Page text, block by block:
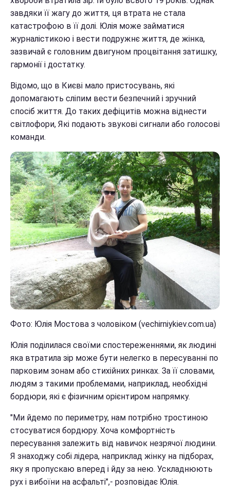
завдяки її жагу до життя, ця втрата не стала
катастрофою в її долі. Юлія може займатися
журналістикою і вести подружнє життя, де жінка,
зазвичай є головним двигуном процвітання затишку,
гармонії і достатку.
Відомо, що в Києві мало пристосувань, які
допомагають сліпим вести безпечний і зручний
спосіб життя. До таких дефіцитів можна віднести
світлофори, Які подають звукові сигнали або голосові
команди.
Фото: Юлія Мостова з чоловіком (vechirniykiev.com.ua)
Юлія поділилася своїми спостереженнями, як людині
яка втратила зір може бути нелегко в пересуванні по
парковим зонам або стихійних ринках. За її словами,
людям з такими проблемами, наприклад, необхідні
бордюри, які є фізичним орієнтиром напрямку.
"Ми йдемо по периметру, нам потрібно тростиною
стосуватися бордюру. Хоча комфортність
пересування залежить від навичок незрячої людини.
Я знаходжу собі лідера, наприклад жінку на підборах,
яку я пропускаю вперед і йду за нею. Ускладнюють
рух і вибоїни на асфальті",- розповідає Юлія.